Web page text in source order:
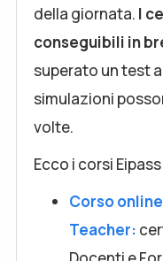
della giornata. I
conseguibili in
superato un test
simulazioni
volte.
Ecco i corsi
Corso
Teacher: